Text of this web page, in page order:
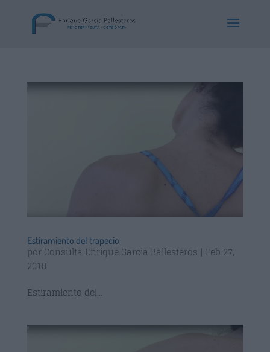
Estiramiento del trapecio
por Consulta Enrique Garcia Ballesteros | Feb 27,
2018
Estiramiento del...